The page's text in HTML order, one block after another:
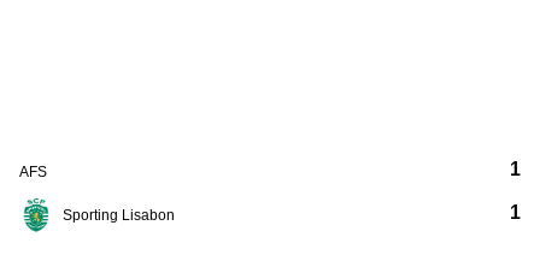
AFS
Sporting Lisabon
1
1